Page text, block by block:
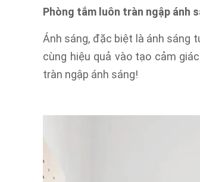
Phòng tắm luôn tràn ngập ánh
Ánh sáng, đặc biệt là ánh sáng
cùng hiệu quả vào tạo cảm
tràn ngập ánh sáng!